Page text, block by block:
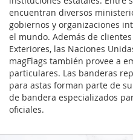
encuentran diversos
gobiernos y organizaciones
el mundo. Además de
Exteriores, las Naciones
magFlags también provee a
particulares. Las banderas
para astas forman parte de
de bandera especializados
oficiales.